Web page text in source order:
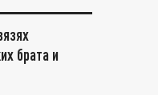
брата и